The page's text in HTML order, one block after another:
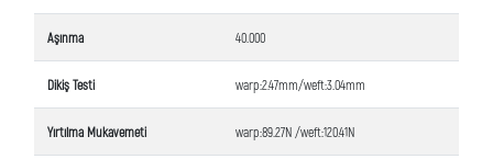
Aşınma 40.000
Dikiş Testi warp:2.47mm/weft:3.04mm
Yırtılma Mukavemeti warp:89.27N /weft:120.41N